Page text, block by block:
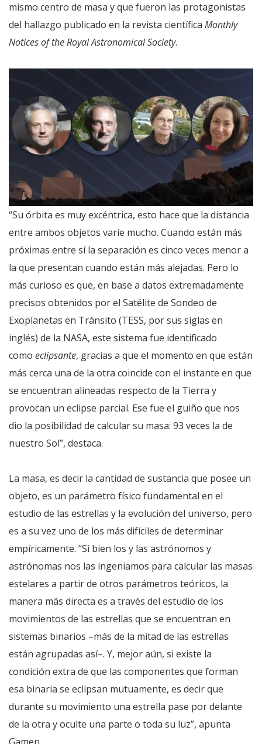
mismo centro de masa y que fueron las protagonistas
del hallazgo publicado en la revista científica Monthly
Notices of the Royal Astronomical Society.
“Su órbita es muy excéntrica, esto hace que la distancia
entre ambos objetos varíe mucho. Cuando están más
próximas entre sí la separación es cinco veces menor a
la que presentan cuando están más alejadas. Pero lo
más curioso es que, en base a datos extremadamente
precisos obtenidos por el Satélite de Sondeo de
Exoplanetas en Tránsito (TESS, por sus siglas en
inglés) de la NASA, este sistema fue identificado
como eclipsante, gracias a que el momento en que están
más cerca una de la otra coincide con el instante en que
se encuentran alineadas respecto de la Tierra y
provocan un eclipse parcial. Ese fue el guiño que nos
dio la posibilidad de calcular su masa: 93 veces la de
nuestro Sol”, destaca.
La masa, es decir la cantidad de sustancia que posee un
objeto, es un parámetro físico fundamental en el
estudio de las estrellas y la evolución del universo, pero
es a su vez uno de los más difíciles de determinar
empíricamente. “Si bien los y las astrónomos y
astrónomas nos las ingeniamos para calcular las masas
estelares a partir de otros parámetros teóricos, la
manera más directa es a través del estudio de los
movimientos de las estrellas que se encuentran en
sistemas binarios –más de la mitad de las estrellas
están agrupadas así–. Y, mejor aún, si existe la
condición extra de que las componentes que forman
esa binaria se eclipsan mutuamente, es decir que
durante su movimiento una estrella pase por delante
de la otra y oculte una parte o toda su luz”, apunta